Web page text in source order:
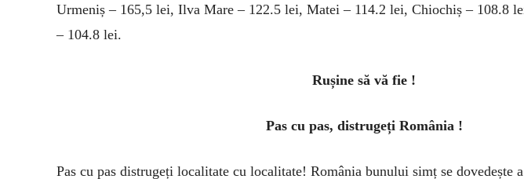
Urmeniș – 165,5 lei, Ilva Mare – 122.5 lei, Matei – 114.2 lei, Chiochiș – 108.8
– 104.8 lei.
Rușine să vă fie !
Pas cu pas, distrugeți România !
Pas cu pas distrugeți localitate cu localitate! România bunului simț se dovedește